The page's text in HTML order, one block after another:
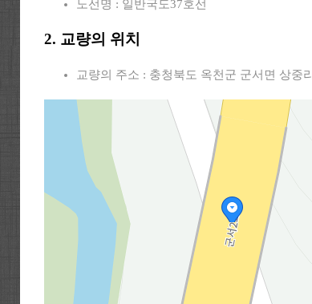
노선명 : 일반국도37호선
2. 교량의 위치
교량의 주소 : 충청북도 옥천군 군서면 상중리